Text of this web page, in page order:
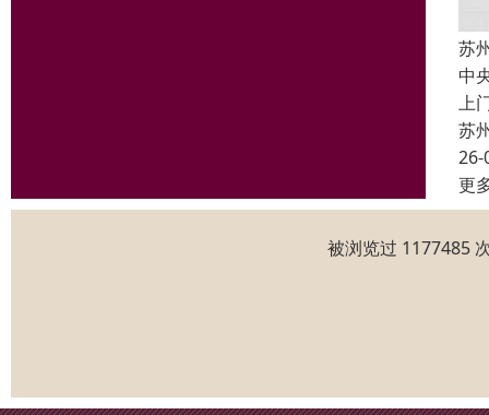
苏
中
上
苏
26-
更
被浏览过 1177485